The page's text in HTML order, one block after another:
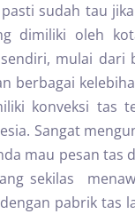
sudah tau
dimiliki oleh
mulai dari
berbagai
konveksi tas
Sangat
mau pesan tas
sekilas
pabrik tas